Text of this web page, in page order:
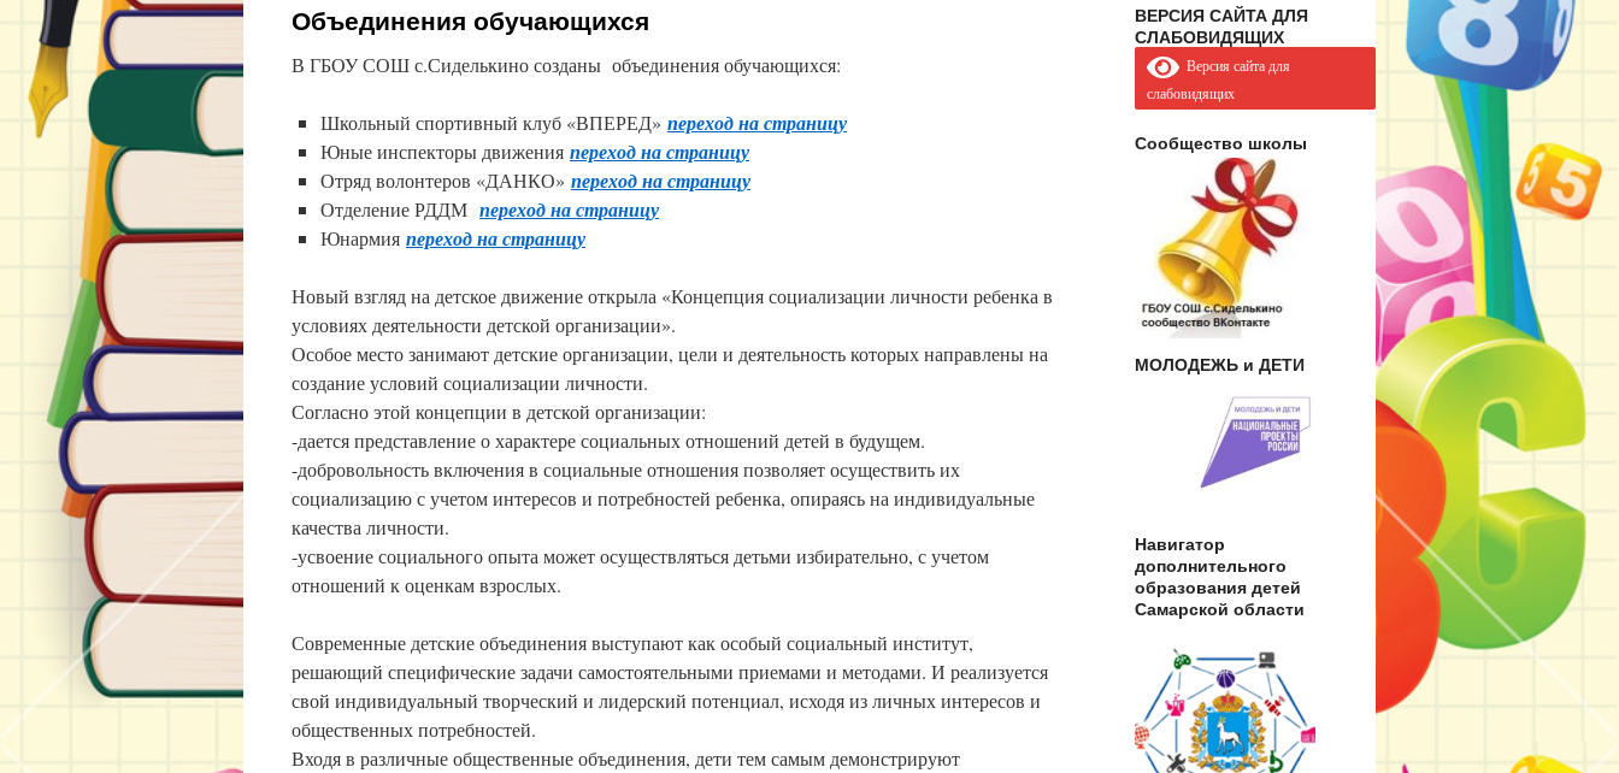
Объединения обучающихся
В ГБОУ СОШ с.Сиделькино созданы объединения обучающихся:
Школьный спортивный клуб «ВПЕРЕД» переход на страницу
Юные инспекторы движения переход на страницу
Отряд волонтеров «ДАНКО» переход на страницу
Отделение РДДМ переход на страницу
Юнармия переход на страницу
Новый взгляд на детское движение открыла «Концепция социализации личности ребенка в
условиях деятельности детской организации».
Особое место занимают детские организации, цели и деятельность которых направлены на
создание условий социализации личности.
Согласно этой концепции в детской организации:
-дается представление о характере социальных отношений детей в будущем.
-добровольность включения в социальные отношения позволяет осуществить их
социализацию с учетом интересов и потребностей ребенка, опираясь на индивидуальные
качества личности.
-усвоение социального опыта может осуществляться детьми избирательно, с учетом
отношений к оценкам взрослых.
Современные детские объединения выступают как особый социальный институт,
решающий специфические задачи самостоятельными приемами и методами. И реализуется
свой индивидуальный творческий и лидерский потенциал, исходя из личных интересов и
общественных потребностей.
Входя в различные общественные объединения, дети тем самым демонстрируют
ВЕРСИЯ САЙТА ДЛЯ
СЛАБОВИДЯЩИХ
Версия сайта для
слабовидящих
Сообщество школы
МОЛОДЕЖЬ и ДЕТИ
Навигатор
дополнительного
образования детей
Самарской области